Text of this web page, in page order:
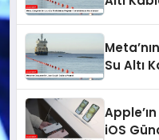
Su Altı
iOS